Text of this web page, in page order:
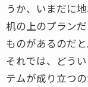
うか、いまだに地
机の上のプラン
ものがあるのだと
それでは、どう
テムが成り立つの